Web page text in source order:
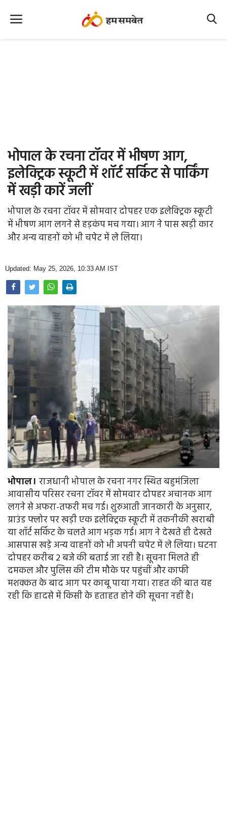
Office Office
Political Gossips
Farm & Food
Opinion
Photo Gallery
Home
भोपाल के रचना टॉवर में भीषण आग,
इलेक्ट्रिक स्कूटी में शॉर्ट सर्किट से पार्किंग
में खड़ी कारें जलीं
भोपाल के रचना टॉवर में सोमवार दोपहर एक इलेक्ट्रिक स्कूटी
में भीषण आग लगने से हड़कंप मच गया। आग ने पास खड़ी कार
और अन्य वाहनों को भी चपेट में ले लिया।
Updated: May 25, 2026, 10:33 AM IST
भोपाल। राजधानी भोपाल के रचना नगर स्थित बहुमंजिला
आवासीय परिसर रचना टॉवर में सोमवार दोपहर अचानक आग
लगने से अफरा-तफरी मच गई। शुरुआती जानकारी के अनुसार,
ग्राउंड फ्लोर पर खड़ी एक इलेक्ट्रिक स्कूटी में तकनीकी खराबी
या शॉर्ट सर्किट के चलते आग भड़क गई। आग ने देखते ही देखते
आसपास खड़े अन्य वाहनों को भी अपनी चपेट में ले लिया। घटना
दोपहर करीब 2 बजे की बताई जा रही है। सूचना मिलते ही
दमकल और पुलिस की टीम मौके पर पहुंचीं और काफी
मशक्कत के बाद आग पर काबू पाया गया। राहत की बात यह
रही कि हादसे में किसी के हताहत होने की सूचना नहीं है।